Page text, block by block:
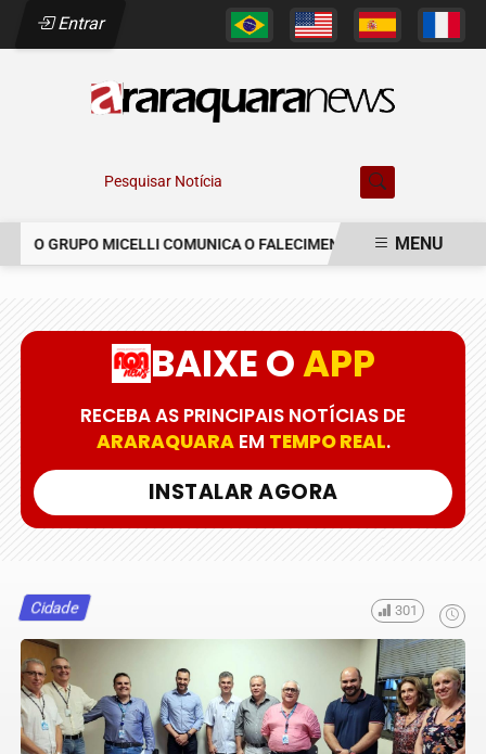
Entrar
Pesquisar Notícia
O GRUPO MICELLI COMUNICA O FALECIMENTO DO SR. MARCELO
MENU
BAIXE OAPP
RECEBA AS PRINCIPAIS NOTÍCIAS DE
ARARAQUARAEM TEMPO REAL.
INSTALAR AGORA
Cidade 301